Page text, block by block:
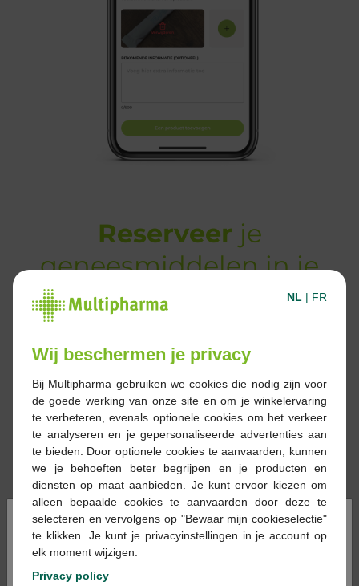
Reserveer je
geneesmiddelen in je
apotheek
een foto of een screenshot van je
voorschrift. Er wordt een bericht
gestuurd wanneer de reservatie klaar
is. Je hoeft ze alleen maar af te halen.
×
NL | FR
Wij beschermen je privacy
Bij Multipharma gebruiken we cookies die nodig zijn voor
de goede werking van onze site en om je winkelervaring
te verbeteren, evenals optionele cookies om het verkeer
te analyseren en je gepersonaliseerde advertenties aan
te bieden. Door optionele cookies te aanvaarden, kunnen
we je behoeften beter begrijpen en je producten en
diensten op maat aanbieden. Je kunt ervoor kiezen om
alleen bepaalde cookies te aanvaarden door deze te
selecteren en vervolgens op "Bewaar mijn cookieselectie"
te klikken. Je kunt je privacyinstellingen in je account op
elk moment wijzigen.
Privacy policy